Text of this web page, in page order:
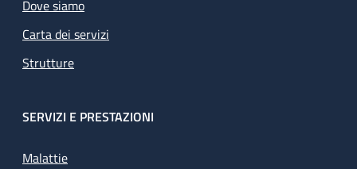
Dove siamo
Carta dei servizi
Strutture
SERVIZI E PRESTAZIONI
Malattie